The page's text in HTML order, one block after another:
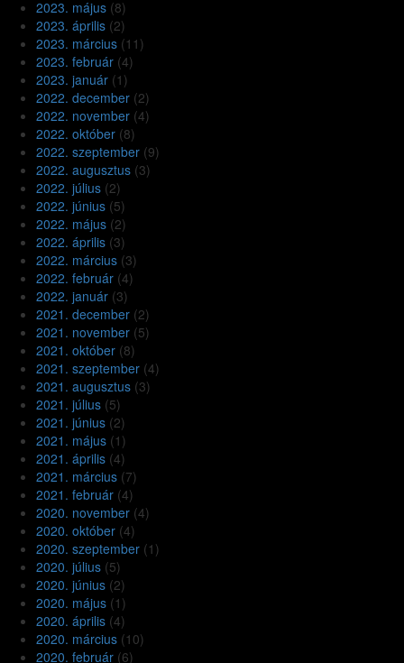
2023. május (8)
2023. április (2)
2023. március (11)
2023. február (4)
2023. január (1)
2022. december (2)
2022. november (4)
2022. október (8)
2022. szeptember (9)
2022. augusztus (3)
2022. július (2)
2022. június (5)
2022. május (2)
2022. április (3)
2022. március (3)
2022. február (4)
2022. január (3)
2021. december (2)
2021. november (5)
2021. október (8)
2021. szeptember (4)
2021. augusztus (3)
2021. július (5)
2021. június (2)
2021. május (1)
2021. április (4)
2021. március (7)
2021. február (4)
2020. november (4)
2020. október (4)
2020. szeptember (1)
2020. július (5)
2020. június (2)
2020. május (1)
2020. április (4)
2020. március (10)
2020. február (6)